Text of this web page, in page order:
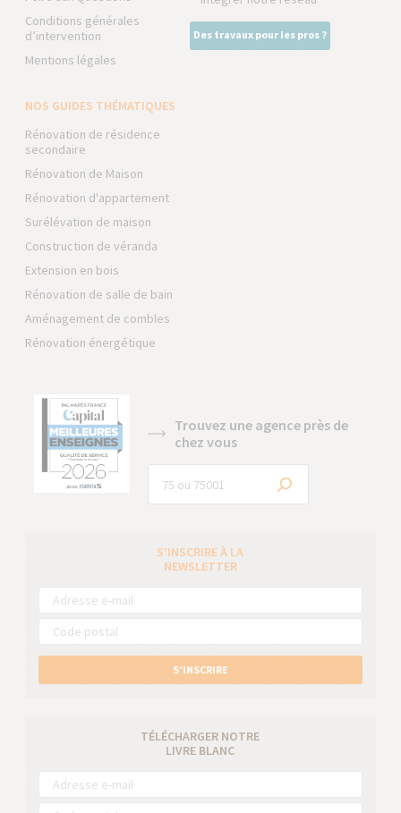
Conditions générales
d’intervention
Mentions légales
Des travaux pour les pros ?
NOS GUIDES THÉMATIQUES
Rénovation de résidence
secondaire
Rénovation de Maison
Rénovation d'appartement
Surélévation de maison
Construction de véranda
Extension en bois
Rénovation de salle de bain
Aménagement de combles
Rénovation énergétique
Trouvez une agence près de
chez vous
S’INSCRIRE À LA
NEWSLETTER
S’INSCRIRE
TÉLÉCHARGER NOTRE
LIVRE BLANC